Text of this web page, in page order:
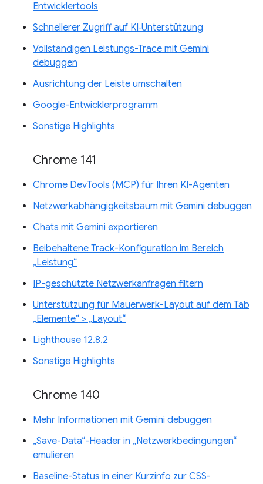
Entwicklertools
Schnellerer Zugriff auf KI‑Unterstützung
Vollständigen Leistungs-Trace mit Gemini
debuggen
Ausrichtung der Leiste umschalten
Google-Entwicklerprogramm
Sonstige Highlights
Chrome 141
Chrome DevTools (MCP) für Ihren KI-Agenten
Netzwerkabhängigkeitsbaum mit Gemini debuggen
Chats mit Gemini exportieren
Beibehaltene Track-Konfiguration im Bereich
„Leistung“
IP-geschützte Netzwerkanfragen filtern
Unterstützung für Mauerwerk-Layout auf dem Tab
„Elemente“ > „Layout“
Lighthouse 12.8.2
Sonstige Highlights
Chrome 140
Mehr Informationen mit Gemini debuggen
„Save-Data“-Header in „Netzwerkbedingungen“
emulieren
Baseline-Status in einer Kurzinfo zur CSS-